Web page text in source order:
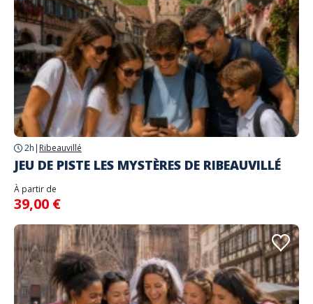
2h | Ribeauvillé
JEU DE PISTE LES MYSTÈRES DE RIBEAUVILLÉ
À partir de
39,00 €